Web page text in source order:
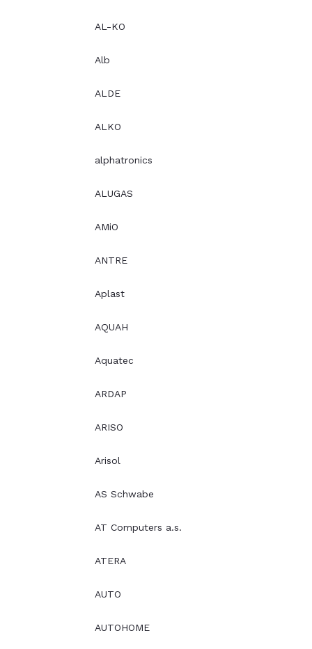
AL-KO
Alb
ALDE
ALKO
alphatronics
ALUGAS
AMiO
ANTRE
Aplast
AQUAH
Aquatec
ARDAP
ARISO
Arisol
AS Schwabe
AT Computers a.s.
ATERA
AUTO
AUTOHOME